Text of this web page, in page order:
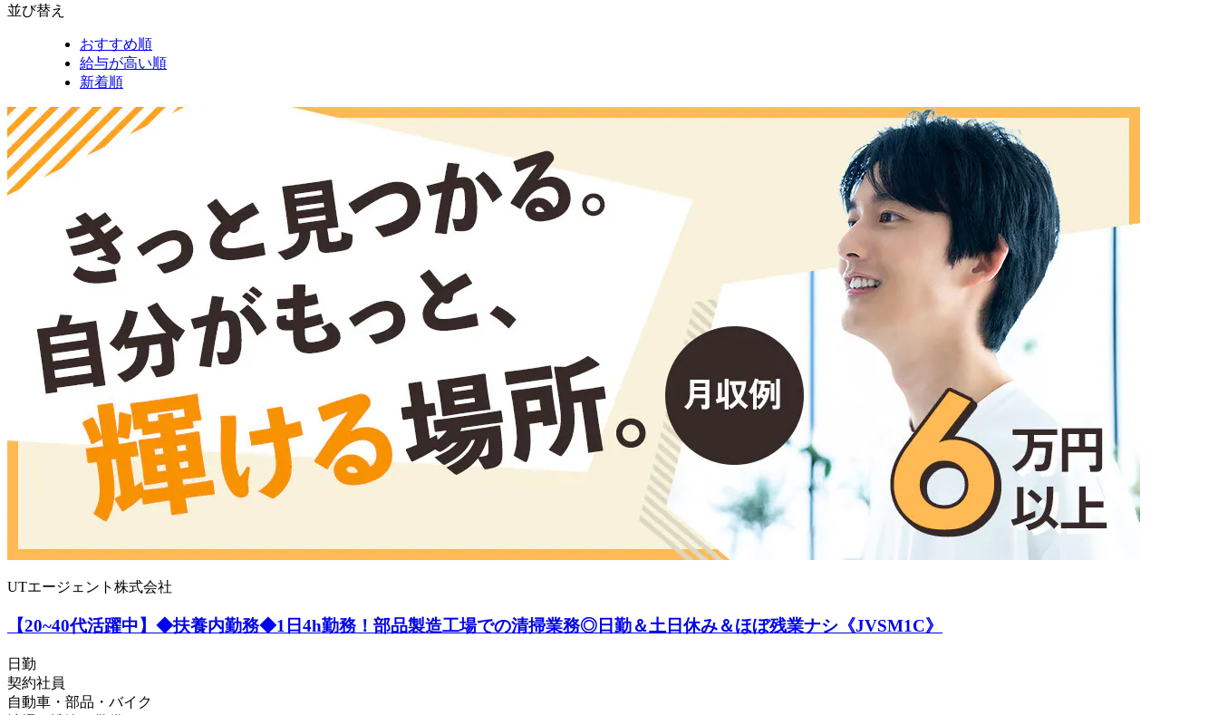
並び替え
おすすめ順
給与が高い順
新着順
UTエージェント株式会社
【20~40代活躍中】◆扶養内勤務◆1日4h勤務！部品製造工場での清掃業務◎日勤＆土日休み＆ほぼ残業ナシ《JVSM1C》
日勤
契約社員
自動車・部品・バイク